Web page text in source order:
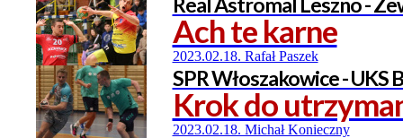
Ach te karne
2023.02.18. Rafał Paszek
SPR Włoszakowice - UKS
Krok do
2023.02.18. Michał Konieczny